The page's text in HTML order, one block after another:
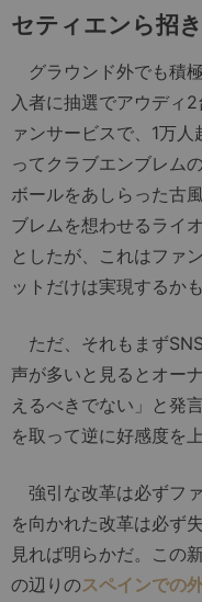
セティエンら招
グラウンド外でも積
入者に抽選でアウディ
ァンサービスで、1万
ってクラブエンブレム
ボールをあしらった古
ブレムを想わせるライ
としたが、これはファ
ットだけは実現するかも
ただ、それもまず
声が多いと見るとオー
えるべきでない」と発
を取って逆に好感度を
強引な改革は必ずフ
を向かれた改革は必ず
見れば明らかだ。この
の辺りのスペインでの